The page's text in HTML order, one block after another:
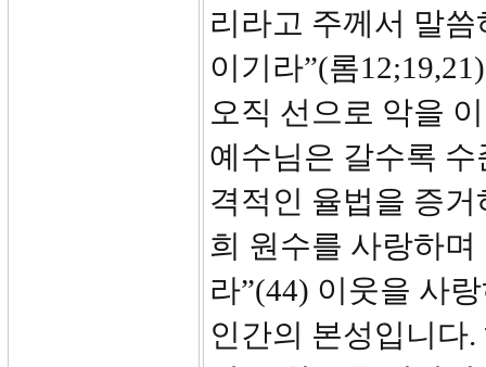
리라고 주께서 말
이기라”(롬
오직 선으로 악을
예수님은 갈수록
격적인 율법을 증
희 원수를 사랑하
라”(44) 이웃을 사
인간의 본성입니다